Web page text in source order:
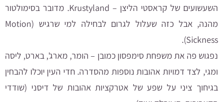
השעשועים של קראסטי הליצן – Krustyland. מדובר ב
סימולטור
מהנה, אבל כזה שעלול לגרום לבחילה למי שרגיש (Motion
Sickness).
נפגוש פה את משפחת סימפסון כמובן – הומר, מארג', בארט, ליסה
ומגי, לצד דמויות אהובות נוספות מהסדרה. חדי העין יוכלו להבחין
בגיחוך ציני על שפע של אטרקציות אהובות של דיסני (שודדי